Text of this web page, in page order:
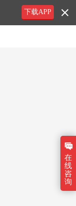
下载APP
在
线
咨
询